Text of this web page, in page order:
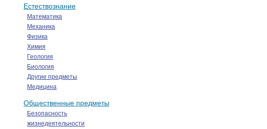
Естествознание
Математика
Механика
Физика
Химия
Геология
Биология
Другие предметы
Медицина
Общественные предметы
Безопасность
жизнедеятельности